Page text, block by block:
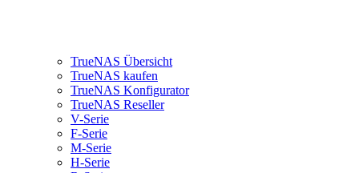
TrueNAS Übersicht
TrueNAS kaufen
TrueNAS Konfigurator
TrueNAS Reseller
V-Serie
F-Serie
M-Serie
H-Serie